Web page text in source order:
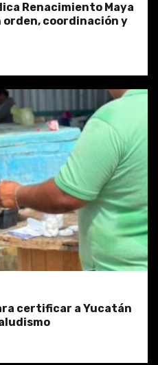
Renacimiento Maya
orden, coordinación y
certificar a Yucatán